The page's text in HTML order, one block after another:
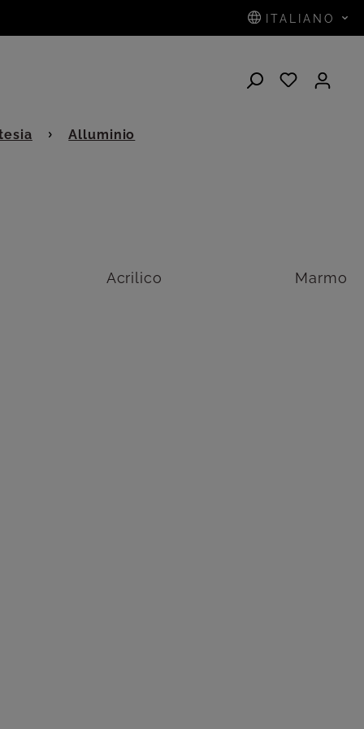
ITALIANO
Alluminio
Acrilico Marmo